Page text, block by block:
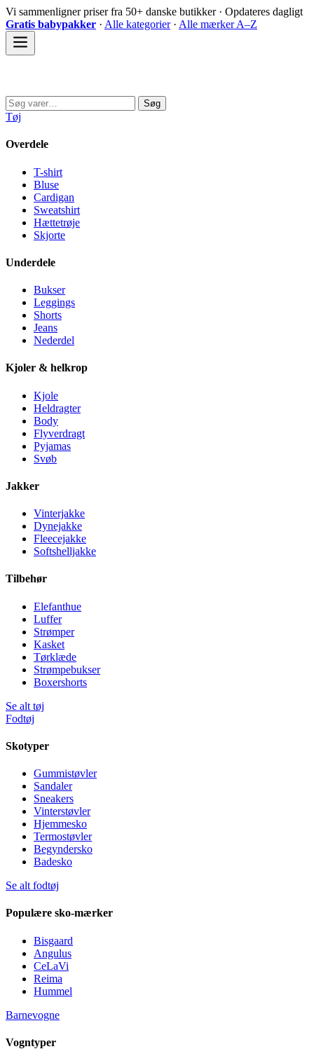
Spring
til
indhold
Vi sammenligner priser fra 50+ danske butikker · Opdateres dagligt
Gratis babypakker · Alle kategorier· Alle mærker A–Z
Søg
efter:
Søg
Tøj
Overdele
T-shirt
Bluse
Cardigan
Sweatshirt
Hættetrøje
Skjorte
Underdele
Bukser
Leggings
Shorts
Jeans
Nederdel
Kjoler & helkrop
Kjole
Heldragter
Body
Flyverdragt
Pyjamas
Svøb
Jakker
Vinterjakke
Dynejakke
Fleecejakke
Softshelljakke
Tilbehør
Elefanthue
Luffer
Strømper
Kasket
Tørklæde
Strømpebukser
Boxershorts
Se alt tøj
Fodtøj
Skotyper
Gummistøvler
Sandaler
Sneakers
Vinterstøvler
Hjemmesko
Termostøvler
Begyndersko
Badesko
Se alt fodtøj
Populære sko-mærker
Bisgaard
Angulus
CeLaVi
Reima
Hummel
Barnevogne
Vogntyper